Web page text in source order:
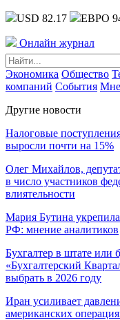
USD 82.17 ЕВРО
Онлайн журнал
Экономика Общество
компаний События
Другие новости
Налоговые
выросли почти на 15%
Олег Михайлов,
в число участников
влиятельности
Мария Бутина
РФ: мнение аналитиков
Бухгалтер в штате или
«Бухгалтерский
выбрать в 2026 году
Иран усиливает
американских